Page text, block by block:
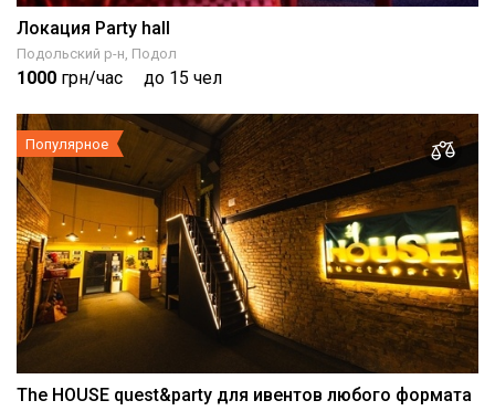
Локация Party hall
Подольский р-н, Подол
1000 грн/час до 15 чел
Популярное
The HOUSE quest&party для ивентов любого формата